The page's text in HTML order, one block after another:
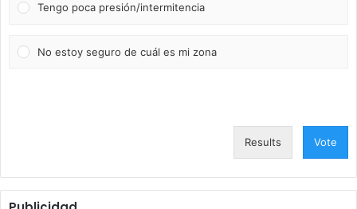
Tengo poca presión/intermitencia
No estoy seguro de cuál es mi zona
Results Vote